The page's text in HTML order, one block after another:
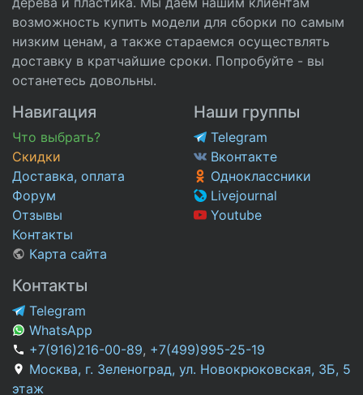
возможность купить модели для сборки по самым
низким ценам, а также стараемся осуществлять
доставку в кратчайшие сроки. Попробуйте - вы
останетесь довольны.
Навигация
Что выбрать?
Скидки
Доставка, оплата
Форум
Отзывы
Контакты
Карта сайта
Наши группы
Telegram
Вконтакте
Одноклассники
Livejournal
Youtube
Контакты
Telegram
WhatsApp
+7(916)216-00-89, +7(499)995-25-19
Москва, г. Зеленоград, ул. Новокрюковская, 3Б, 5
этаж